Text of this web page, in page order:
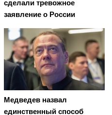
сделали тревожное
заявление о России
Медведев назвал
единственный способ